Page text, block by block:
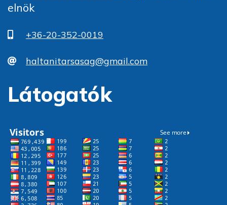
elnök
+36-20-352-0019
haltanitarsasag@gmail.com
Látogatók